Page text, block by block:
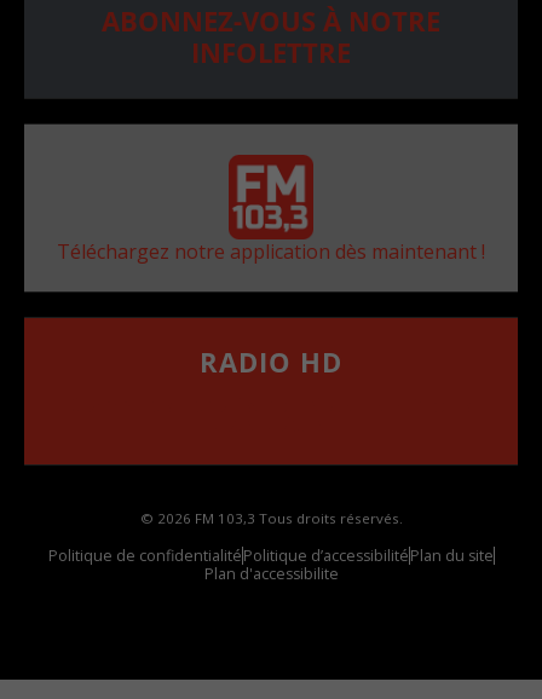
ABONNEZ-VOUS À NOTRE
INFOLETTRE
Téléchargez notre application dès maintenant !
RADIO HD
© 2026 FM 103,3 Tous droits réservés.
Politique de confidentialitéPolitique d’accessibilitéPlan du site
Plan d'accessibilite